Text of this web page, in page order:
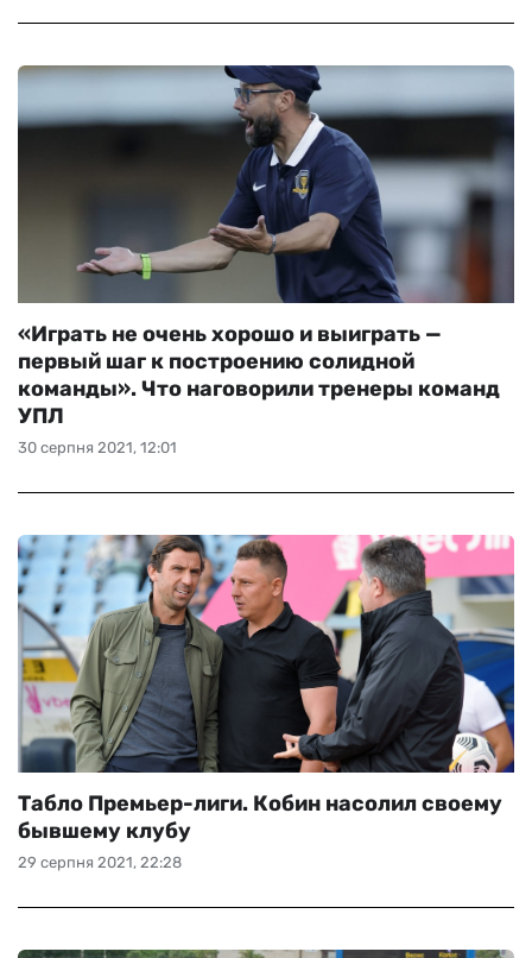
30 серпня 2021, 12:01
«Играть не очень хорошо и выиграть —
первый шаг к построению солидной
команды». Что наговорили тренеры команд
УПЛ
29 серпня 2021, 22:28
Табло Премьер-лиги. Кобин насолил своему
бывшему клубу